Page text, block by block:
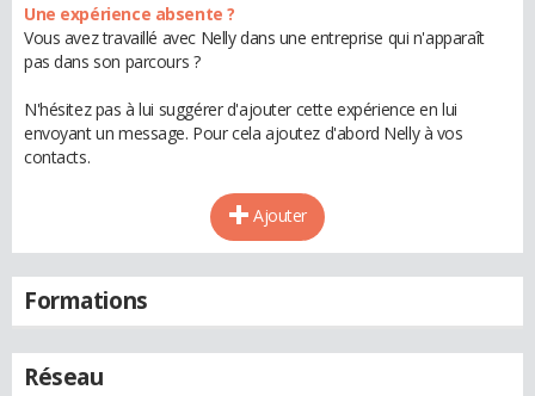
Une expérience absente ?
Vous avez travaillé avec Nelly dans une entreprise qui n'apparaît
pas dans son parcours ?
N'hésitez pas à lui suggérer d'ajouter cette expérience en lui
envoyant un message. Pour cela ajoutez d'abord Nelly à vos
contacts.
Ajouter
Formations
Réseau